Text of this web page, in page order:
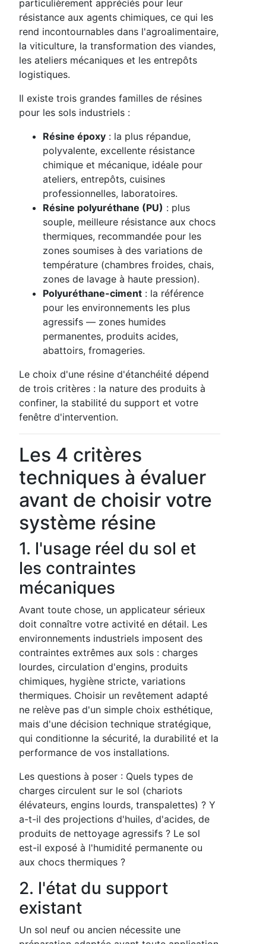
particulièrement appréciés pour leur
résistance aux agents chimiques, ce qui les
rend incontournables dans l'agroalimentaire,
la viticulture, la transformation des viandes,
les ateliers mécaniques et les entrepôts
logistiques.
Il existe trois grandes familles de résines
pour les sols industriels :
Résine époxy : la plus répandue,
polyvalente, excellente résistance
chimique et mécanique, idéale pour
ateliers, entrepôts, cuisines
professionnelles, laboratoires.
Résine polyuréthane (PU) : plus
souple, meilleure résistance aux chocs
thermiques, recommandée pour les
zones soumises à des variations de
température (chambres froides, chais,
zones de lavage à haute pression).
Polyuréthane-ciment : la référence
pour les environnements les plus
agressifs — zones humides
permanentes, produits acides,
abattoirs, fromageries.
Le choix d'une résine d'étanchéité dépend
de trois critères : la nature des produits à
confiner, la stabilité du support et votre
fenêtre d'intervention.
Les 4 critères
techniques à évaluer
avant de choisir votre
système résine
1. l'usage réel du sol et
les contraintes
mécaniques
Avant toute chose, un applicateur sérieux
doit connaître votre activité en détail. Les
environnements industriels imposent des
contraintes extrêmes aux sols : charges
lourdes, circulation d'engins, produits
chimiques, hygiène stricte, variations
thermiques. Choisir un revêtement adapté
ne relève pas d'un simple choix esthétique,
mais d'une décision technique stratégique,
qui conditionne la sécurité, la durabilité et la
performance de vos installations.
Les questions à poser : Quels types de
charges circulent sur le sol (chariots
élévateurs, engins lourds, transpalettes) ? Y
a-t-il des projections d'huiles, d'acides, de
produits de nettoyage agressifs ? Le sol
est-il exposé à l'humidité permanente ou
aux chocs thermiques ?
2. l'état du support
existant
Un sol neuf ou ancien nécessite une